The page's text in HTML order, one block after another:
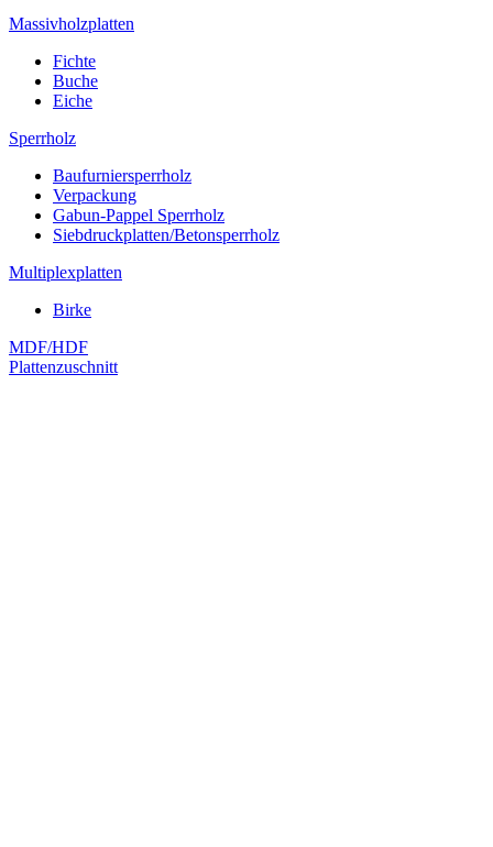
Massivholzplatten
Fichte
Buche
Eiche
Sperrholz
Baufurniersperrholz
Verpackung
Gabun-Pappel Sperrholz
Siebdruckplatten/Betonsperrholz
Multiplexplatten
Birke
MDF/HDF
Plattenzuschnitt